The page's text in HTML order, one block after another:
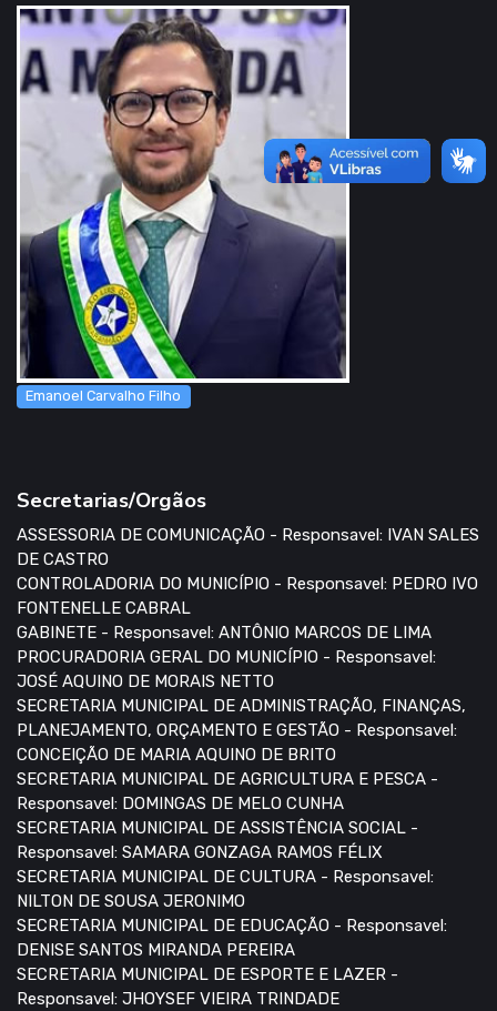
Emanoel Carvalho Filho
Secretarias/Orgãos
ASSESSORIA DE COMUNICAÇÃO - Responsavel: IVAN SALES
DE CASTRO
CONTROLADORIA DO MUNICÍPIO - Responsavel: PEDRO IVO
FONTENELLE CABRAL
GABINETE - Responsavel: ANTÔNIO MARCOS DE LIMA
PROCURADORIA GERAL DO MUNICÍPIO - Responsavel:
JOSÉ AQUINO DE MORAIS NETTO
SECRETARIA MUNICIPAL DE ADMINISTRAÇÃO, FINANÇAS,
PLANEJAMENTO, ORÇAMENTO E GESTÃO - Responsavel:
CONCEIÇÃO DE MARIA AQUINO DE BRITO
SECRETARIA MUNICIPAL DE AGRICULTURA E PESCA -
Responsavel: DOMINGAS DE MELO CUNHA
SECRETARIA MUNICIPAL DE ASSISTÊNCIA SOCIAL -
Responsavel: SAMARA GONZAGA RAMOS FÉLIX
SECRETARIA MUNICIPAL DE CULTURA - Responsavel:
NILTON DE SOUSA JERONIMO
SECRETARIA MUNICIPAL DE EDUCAÇÃO - Responsavel:
DENISE SANTOS MIRANDA PEREIRA
SECRETARIA MUNICIPAL DE ESPORTE E LAZER -
Responsavel: JHOYSEF VIEIRA TRINDADE